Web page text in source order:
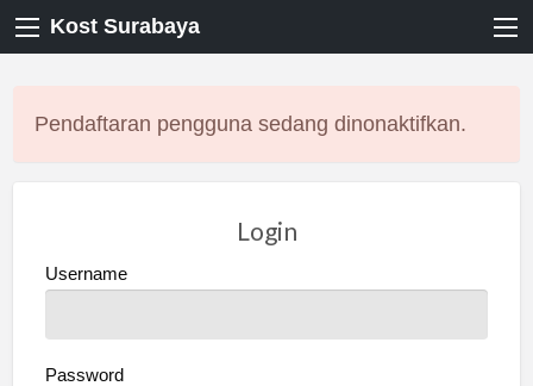
Kost Surabaya
Pendaftaran pengguna sedang dinonaktifkan.
Login
Username
Password